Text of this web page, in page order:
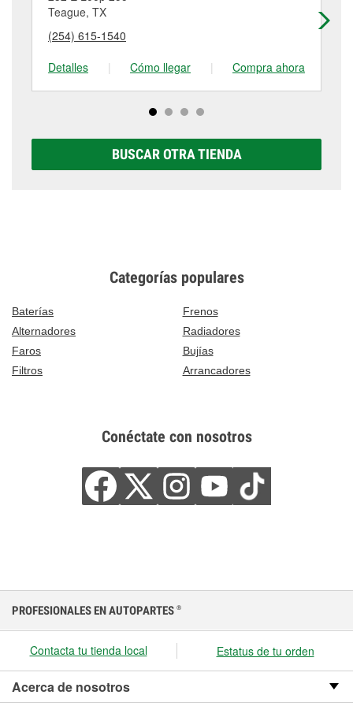
más detalles, contáctanos al
visítanos en 923 East Milam Street, Mexia, TX.
tambores de freno, tienen un pequeño costo que
tienda #761 para obtener más información.
Teague, TX
(254) 615-1540
Detalles
| Cómo llegar | Compra ahora
BUSCAR OTRA TIENDA
Categorías populares
Baterías
Frenos
Alternadores
Radiadores
Faros
Bujías
Filtros
Arrancadores
Conéctate con nosotros
PROFESIONALES EN AUTOPARTES ®
Contacta tu tienda local Estatus de tu orden
Acerca de nosotros